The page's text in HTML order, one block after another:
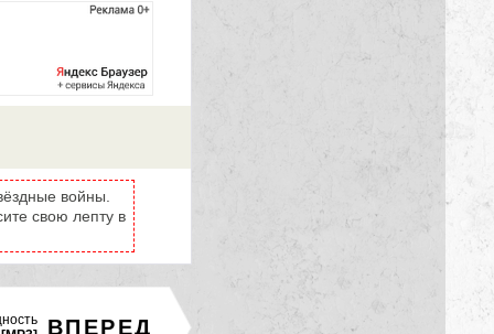
войны.
свою лепту в
ВПЕРЕД